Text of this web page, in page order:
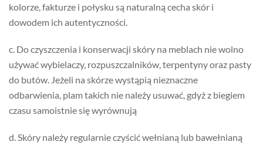
kolorze, fakturze i połysku są naturalną cecha skór i
dowodem ich autentyczności.
c. Do czyszczenia i konserwacji skóry na meblach nie wolno
używać wybielaczy, rozpuszczalników, terpentyny oraz pasty
do butów. Jeżeli na skórze wystąpią nieznaczne
odbarwienia, plam takich nie należy usuwać, gdyż z biegiem
czasu samoistnie się wyrównują
d. Skóry należy regularnie czyścić wełnianą lub bawełnianą